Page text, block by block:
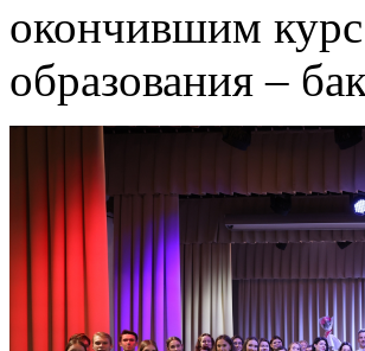
окончившим
образования –